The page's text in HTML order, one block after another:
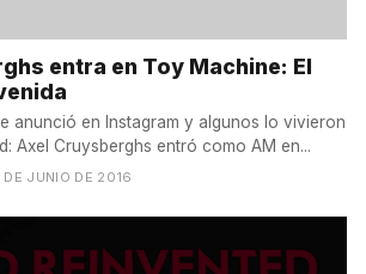
entra en Toy Machine: El
anunció en Instagram y algunos lo vivieron
Axel Cruysberghs entró como AM en...
JUNIO DE 2016